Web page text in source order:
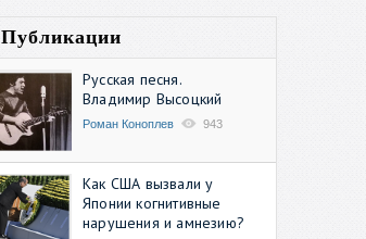
Публикации
Русская песня.
Владимир Высоцкий
Роман Коноплев 943
Как США вызвали у
Японии когнитивные
нарушения и амнезию?